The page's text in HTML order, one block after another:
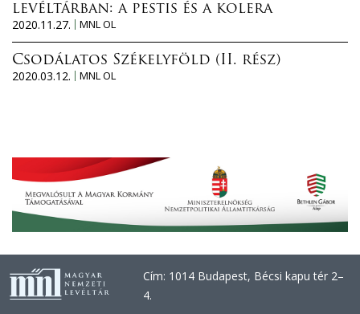
levéltárban: a pestis és a kolera
2020.11.27.
MNL OL
Csodálatos Székelyföld (II. rész)
2020.03.12.
MNL OL
Cím: 1014 Budapest, Bécsi kapu tér 2–
4.